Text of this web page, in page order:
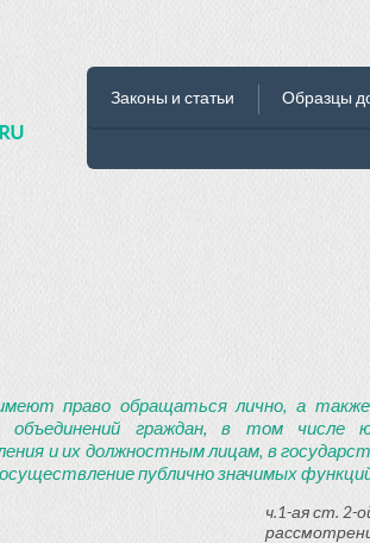
Законы и статьи Образцы
право обращаться лично, а
объединений граждан, в том числе
и их должностным лицам, в
публично значимых
ч.1-ая ст. 2-